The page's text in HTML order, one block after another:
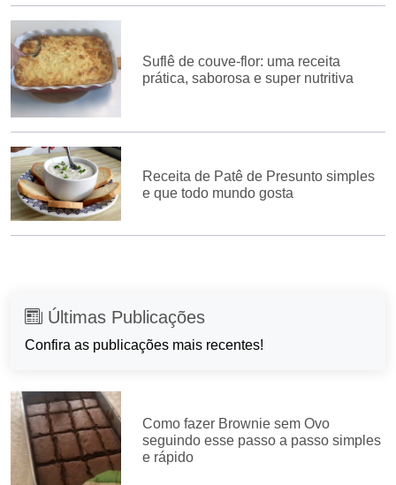
Suflê de couve-flor: uma receita
prática, saborosa e super nutritiva
Receita de Patê de Presunto simples
e que todo mundo gosta
Últimas Publicações
Confira as publicações mais recentes!
Como fazer Brownie sem Ovo
seguindo esse passo a passo simples
e rápido